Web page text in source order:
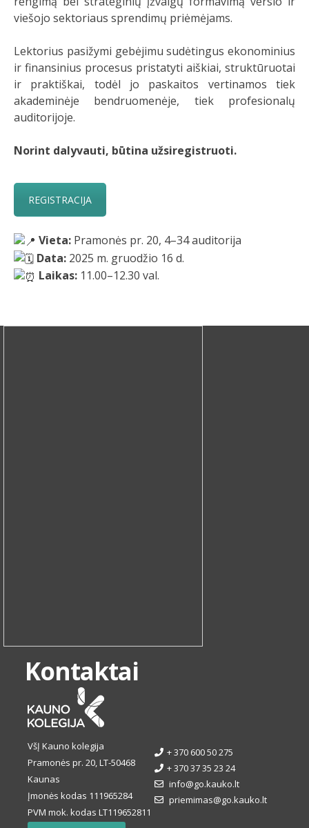
viešojo sektoriaus sprendimų priėmėjams.
Lektorius pasižymi gebėjimu sudėtingus ekonominius
ir finansinius procesus pristatyti aiškiai, struktūruotai
ir praktiškai, todėl jo paskaitos vertinamos tiek
akademinėje bendruomenėje, tiek profesionalų
auditorijoje.
Norint dalyvauti, būtina užsiregistruoti.
REGISTRACIJA
Vieta: Pramonės pr. 20, 4–34 auditorija
Data: 2025 m. gruodžio 16 d.
Laikas: 11.00–12.30 val.
Kontaktai
VšĮ Kauno kolegija
Pramonės pr. 20, LT-50468
Kaunas
Įmonės kodas 111965284
PVM mok. kodas LT119652811
+ 370 600 50 275
+ 370 37 35 23 24
info@go.kauko.lt
priemimas@go.kauko.lt